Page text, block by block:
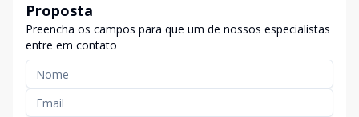
Proposta
Preencha os campos para que um de nossos especialistas
entre em contato